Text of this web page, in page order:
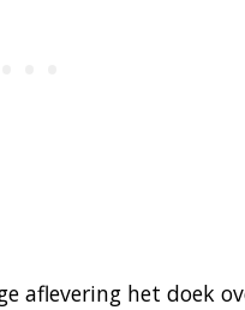
aflevering het doek